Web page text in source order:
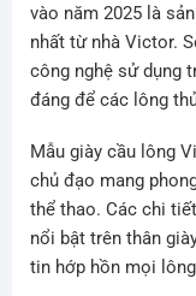
vào năm 2025 là
nhất từ nhà Victor.
công nghệ sử dụng
đáng để các lông
Mẫu giày cầu lông
chủ đạo mang
thể thao. Các chi
nổi bật trên thân
tin hớp hồn mọi